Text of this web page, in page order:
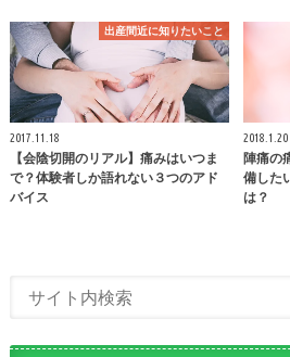
出産間近に知りたいこと
2017.11.18
【会陰切開のリアル】痛みはいつま
で？体験者しか語れない３つのアド
バイス
2018.1.20
陣痛の
備した
は？